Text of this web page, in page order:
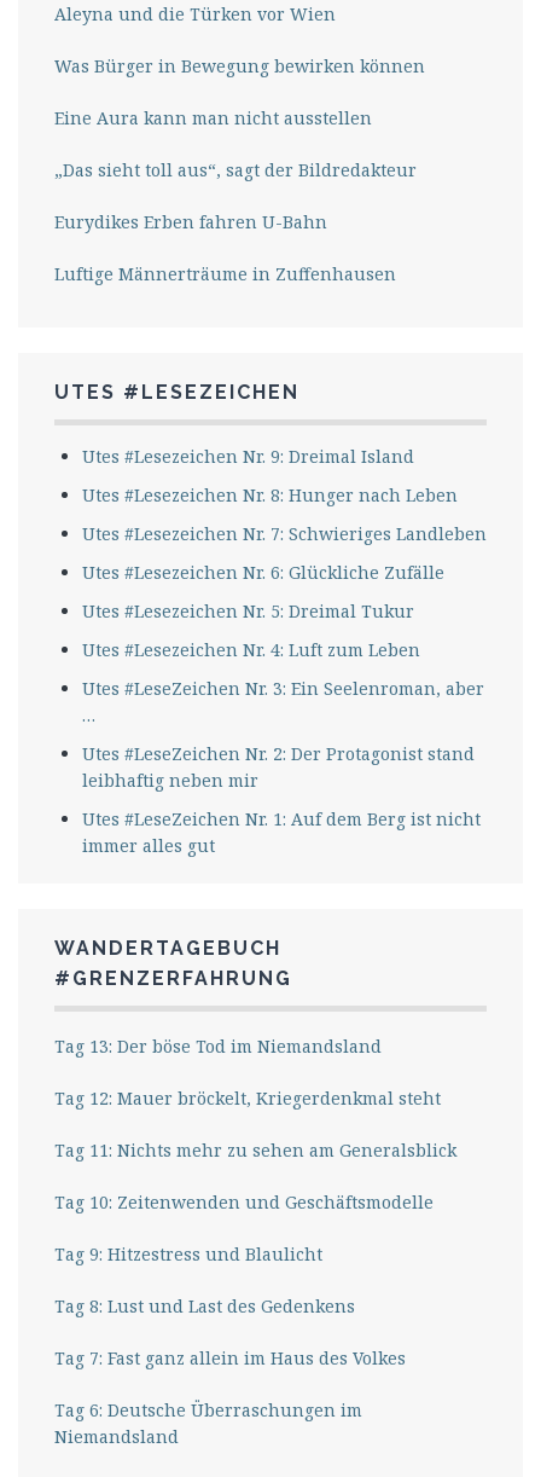
Aleyna und die Türken vor Wien
Was Bürger in Bewegung bewirken können
Eine Aura kann man nicht ausstellen
„Das sieht toll aus“, sagt der Bildredakteur
Eurydikes Erben fahren U-Bahn
Luftige Männerträume in Zuffenhausen
UTES #LESEZEICHEN
Utes #Lesezeichen Nr. 9: Dreimal Island
Utes #Lesezeichen Nr. 8: Hunger nach Leben
Utes #Lesezeichen Nr. 7: Schwieriges Landleben
Utes #Lesezeichen Nr. 6: Glückliche Zufälle
Utes #Lesezeichen Nr. 5: Dreimal Tukur
Utes #Lesezeichen Nr. 4: Luft zum Leben
Utes #LeseZeichen Nr. 3: Ein Seelenroman, aber
…
Utes #LeseZeichen Nr. 2: Der Protagonist stand
leibhaftig neben mir
Utes #LeseZeichen Nr. 1: Auf dem Berg ist nicht
immer alles gut
WANDERTAGEBUCH
#GRENZERFAHRUNG
Tag 13: Der böse Tod im Niemandsland
Tag 12: Mauer bröckelt, Kriegerdenkmal steht
Tag 11: Nichts mehr zu sehen am Generalsblick
Tag 10: Zeitenwenden und Geschäftsmodelle
Tag 9: Hitzestress und Blaulicht
Tag 8: Lust und Last des Gedenkens
Tag 7: Fast ganz allein im Haus des Volkes
Tag 6: Deutsche Überraschungen im
Niemandsland